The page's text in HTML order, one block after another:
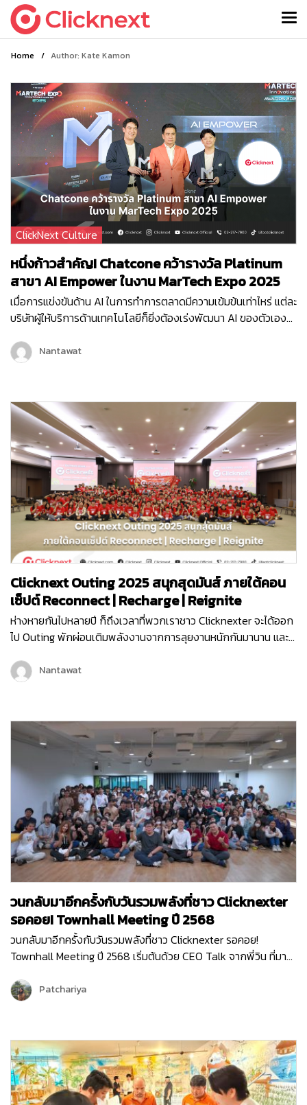
Home / Author: Kate Kamon
ClickNext Culture
หนึ่งก้าวสำคัญ! Chatcone คว้ารางวัล Platinum
สาขา AI Empower ในงาน MarTech Expo 2025
เมื่อการแข่งขันด้าน AI ในการทำการตลาดมีความเข้มข้นเท่าไหร่ แต่ละ
บริษัทผู้ให้บริการด้านเทคโนโลยีก็ยิ่งต้องเร่งพัฒนา AI ของตัวเอง
เป็นอีกหนึ่งก้าวสำคัญของบริษัท คลิกเน็กซ์ เทคโนโลยี จำกัด เพราะ
Chatcone ของเรา คว้ารางวัล AI Empower ระดับ Platinum ใน
Nantawat
Clicknext Outing 2025 สนุกสุดมันส์ ภายใต้คอน
เซ็ปต์ Reconnect | Recharge | Reignite
ห่างหายกันไปหลายปี ก็ถึงเวลาที่พวกเราชาว Clicknexter จะได้ออก
ไป Outing พักผ่อนเติมพลังงานจากการลุยงานหนักกันมานาน และ
กิจกรรมมากมายทั้งช่วงกลางวันและกลางคืน เพื่อให้พนักงานได้
กระชับมิตร เติมเต็มพลังงาน จุดไฟแห่งการทำงานขึ้นมาใหม่ เพราะ
Reignite…
Nantawat
วนกลับมาอีกครั้งกับวันรวมพลังที่ชาว Clicknexter
รอคอย! Townhall Meeting ปี 2568
วนกลับมาอีกครั้งกับวันรวมพลังที่ชาว Clicknexter รอคอย!
Townhall Meeting ปี 2568 เริ่มต้นด้วย CEO Talk จากพี่วิน ที่มา
โอกาสและความท้าทาย ปีนี้ Clicknext มุ่งเน้นการขยายบริการและ
พัฒนาผลิตภัณฑ์ให้ตอบโจทย์ลูกค้ามากยิ่งขึ้น พร้อมกล่าวขอบคุณ
Patchariya